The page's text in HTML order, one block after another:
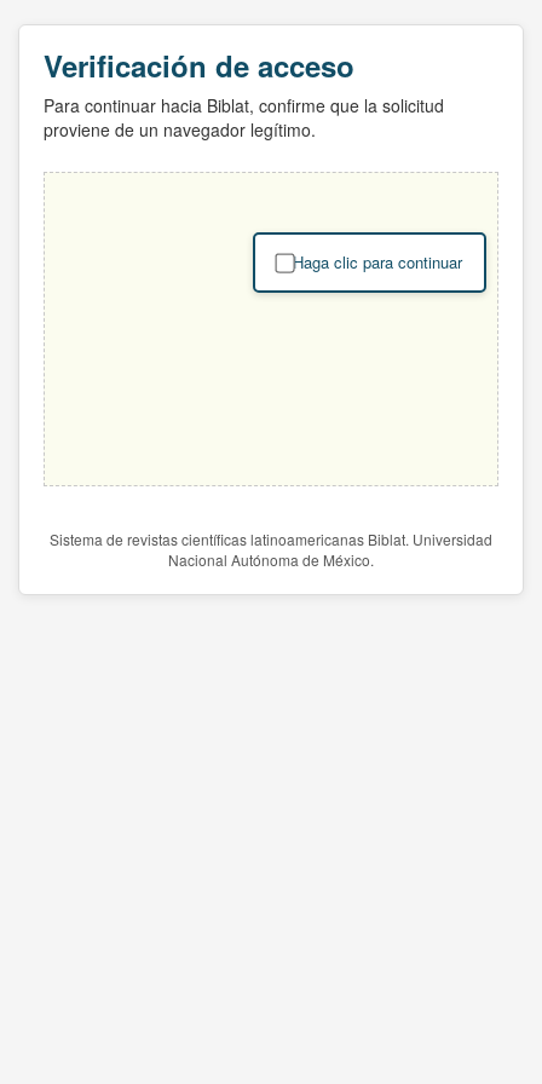
Verificación de acceso
Para continuar hacia Biblat, confirme que la solicitud
proviene de un navegador legítimo.
Haga clic para continuar
Sistema de revistas científicas latinoamericanas Biblat. Universidad
Nacional Autónoma de México.